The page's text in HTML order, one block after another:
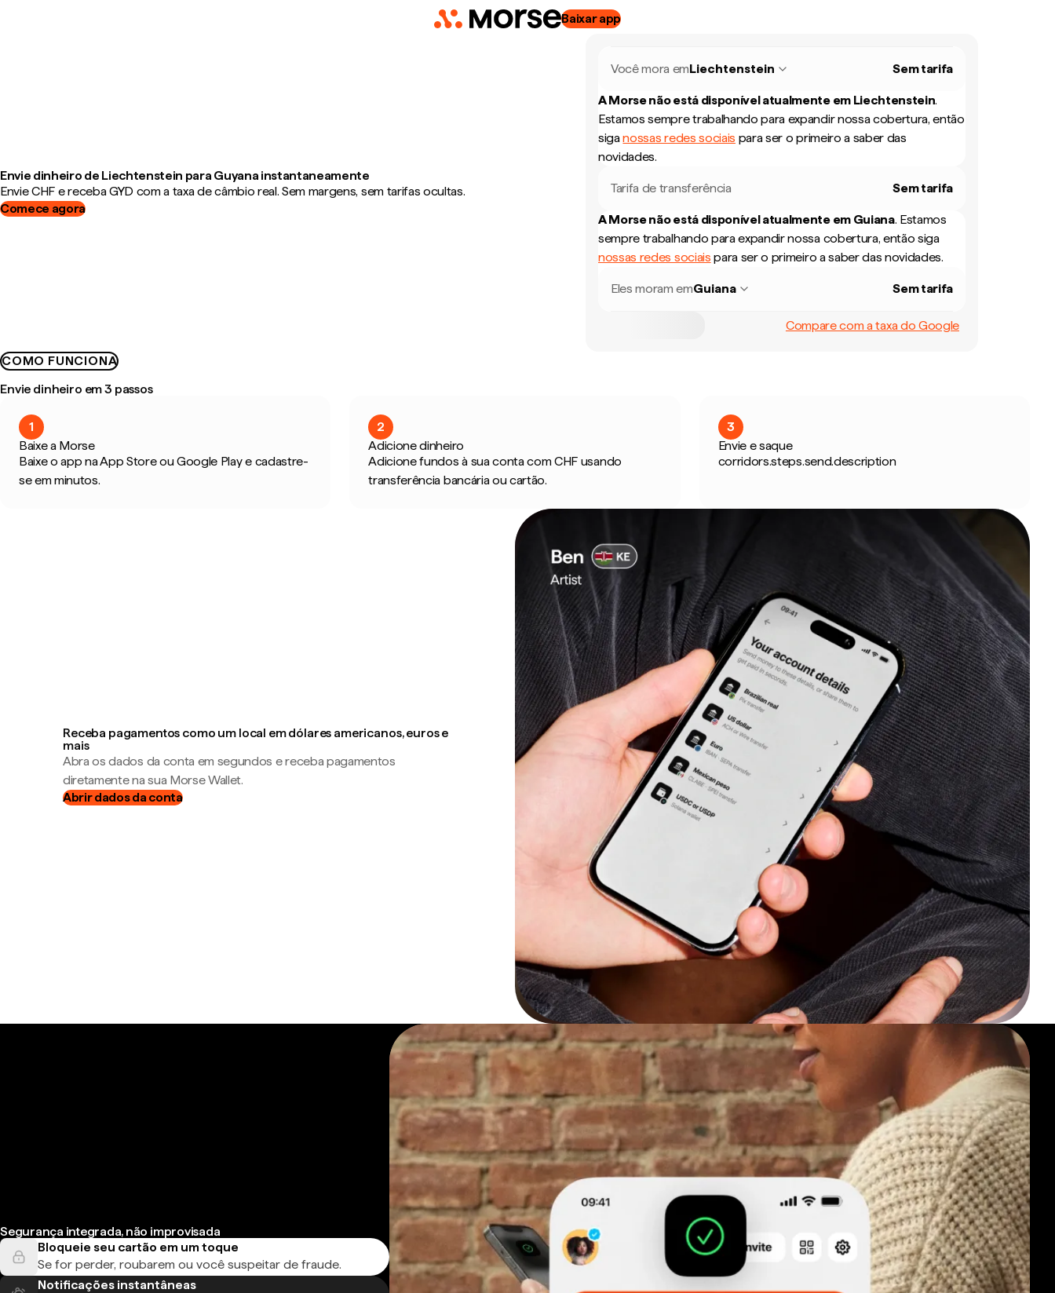
Baixar app
Envie dinheiro de Liechtenstein para Guyana instantaneamente
Envie CHF e receba GYD com a taxa de câmbio real. Sem margens, sem tarifas ocultas.
Comece agora
Você mora emLiechtenstein Sem tarifa
A Morse não está disponível atualmente em Liechtenstein.
Estamos sempre trabalhando para expandir nossa cobertura, então
siganossas redes sociais para ser o primeiro a saber das
novidades.
Tarifa de transferência Sem tarifa
A Morse não está disponível atualmente em Guiana. Estamos
sempre trabalhando para expandir nossa cobertura, então siga
nossas redes sociais para ser o primeiro a saber das novidades.
Eles moram emGuiana Sem tarifa
Compare com a taxa do Google
COMO FUNCIONA
Envie dinheiro em 3 passos
1
Baixe a Morse
Baixe o app na App Store ou Google Play e cadastre-
se em minutos.
2
Adicione dinheiro
Adicione fundos à sua conta com CHF usando
transferência bancária ou cartão.
3
Envie e saque
corridors.steps.send.description
Receba pagamentos como um local em dólares americanos, euros e
mais
Abra os dados da conta em segundos e receba pagamentos
diretamente na sua Morse Wallet.
Abrir dados da conta
Segurança integrada, não improvisada
Bloqueie seu cartão em um toque
Se for perder, roubarem ou você suspeitar de fraude.
Notificações instantâneas